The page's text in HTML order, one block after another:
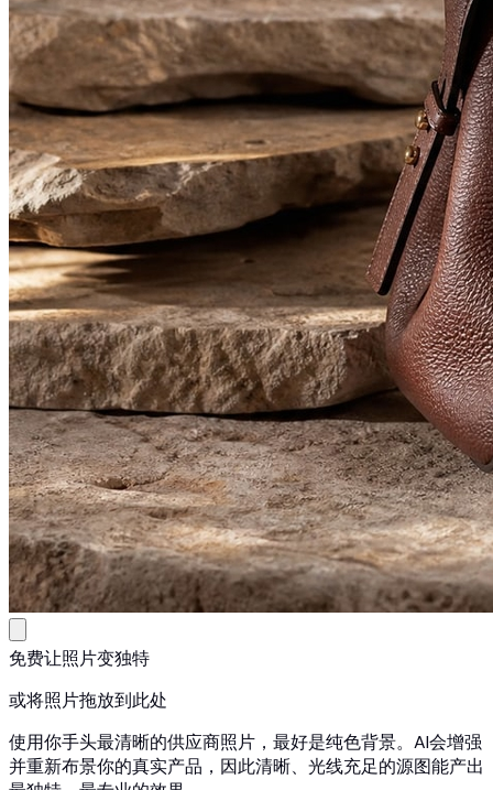
免费让照片变独特
或将照片拖放到此处
使用你手头最清晰的供应商照片，最好是纯色背景。AI会增强
并重新布景你的真实产品，因此清晰、光线充足的源图能产出